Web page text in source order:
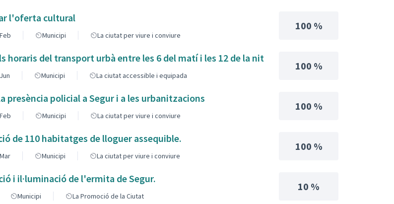
l'oferta cultural
Municipi La ciutat per viure i conviure
100 %
horaris del transport urbà entre les 6 del matí i les 12 de la nit
Municipi La ciutat accessible i equipada
100 %
presència policial a Segur i a les urbanitzacions
Municipi La ciutat per viure i conviure
100 %
de 110 habitatges de lloguer assequible.
Municipi La ciutat per viure i conviure
100 %
i il·luminació de l'ermita de Segur.
Municipi La Promoció de la Ciutat
10 %